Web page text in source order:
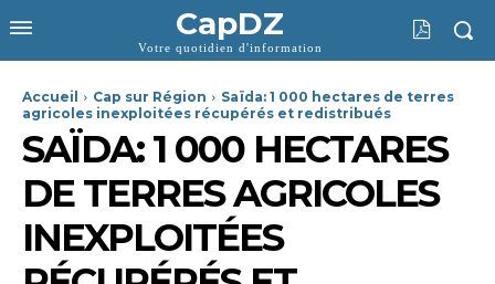
CapDZ
Votre quotidien d'information
Accueil Cap sur Région
Saïda: 1 000 hectares de terres
agricoles inexploitées récupérés et redistribués
SAÏDA: 1 000 HECTARES
DE TERRES AGRICOLES
INEXPLOITÉES